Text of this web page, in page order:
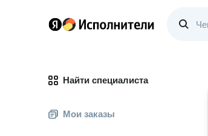
Найти специалиста
Мои заказы